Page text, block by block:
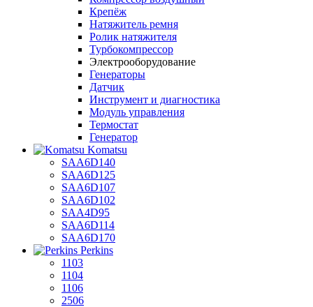
Крепёж
Натяжитель ремня
Ролик натяжителя
Турбокомпрессор
Электрооборудование
Генераторы
Датчик
Инструмент и диагностика
Модуль управления
Термостат
Генератор
Komatsu
SAA6D140
SAA6D125
SAA6D107
SAA6D102
SAA4D95
SAA6D114
SAA6D170
Perkins
1103
1104
1106
2506